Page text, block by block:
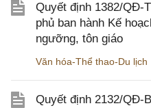
Quyết định 1382/QĐ-
phủ ban hành Kế
ngưỡng, tôn giáo
Văn hóa-Thể thao-Du lịch
Quyết định 2132/QĐ-